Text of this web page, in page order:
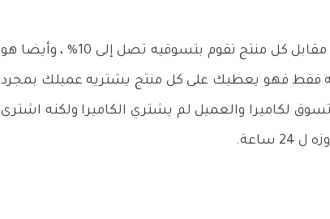
كما يتميز موقع أفيلييت أمازون بإعطاء عمولة مقابل كل منتج تقوم بتسوقيه تصل إلى 10% ، وأيضا هو
فقط فهو يعطيك على كل منتج يشتريه عميلك بمجرد
لكاميرا والعميل لم يشتري الكاميرا ولكنه اشترى
ساعة.